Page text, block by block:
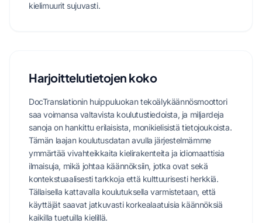
kielimuurit sujuvasti.
Harjoittelutietojen koko
DocTranslationin huippuluokan tekoälykäännösmoottori
saa voimansa valtavista koulutustiedoista, ja miljardeja
sanoja on hankittu erilaisista, monikielisistä tietojoukoista.
Tämän laajan koulutusdatan avulla järjestelmämme
ymmärtää vivahteikkaita kielirakenteita ja idiomaattisia
ilmaisuja, mikä johtaa käännöksiin, jotka ovat sekä
kontekstuaalisesti tarkkoja että kulttuurisesti herkkiä.
Tällaisella kattavalla koulutuksella varmistetaan, että
käyttäjät saavat jatkuvasti korkealaatuisia käännöksiä
kaikilla tuetuilla kielillä.